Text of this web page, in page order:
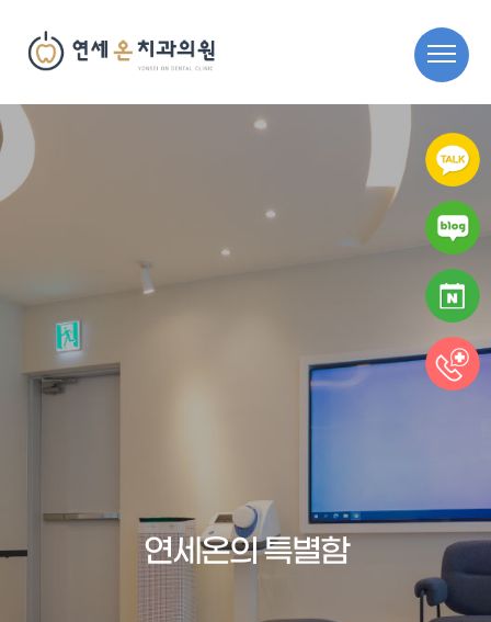
연세온의 특별함